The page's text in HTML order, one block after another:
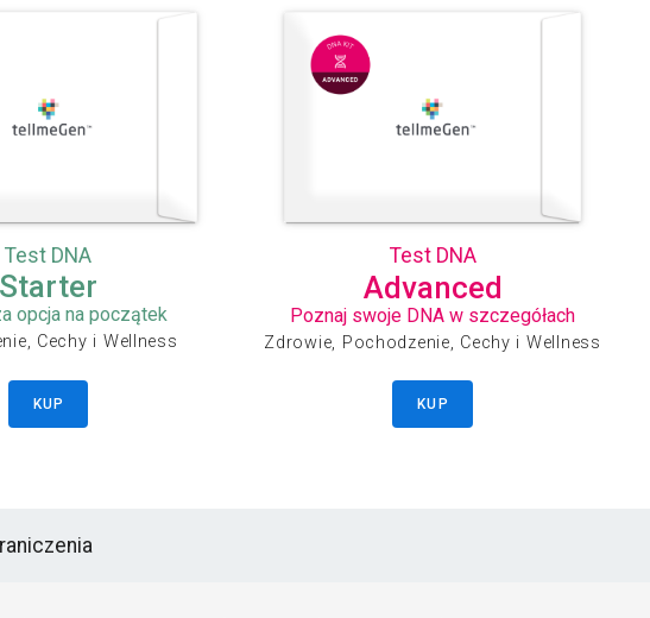
Test DNA
Starter
opcja na początek
Cechy i Wellness
KUP
Test DNA
Advanced
Poznaj swoje DNA w szczegółach
Zdrowie, Pochodzenie, Cechy i Wellness
KUP